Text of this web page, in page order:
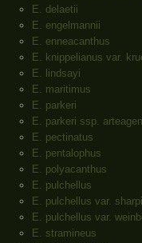
E. delaetii
E. engelmannii
E. enneacanthus
E. knippelianus var.
E. lindsayi
E. maritimus
E. parkeri
E. parkeri ssp.
E. pectinatus
E. pentalophus
E. polyacanthus
E. pulchellus
E. pulchellus var.
E. pulchellus var.
E. stramineus